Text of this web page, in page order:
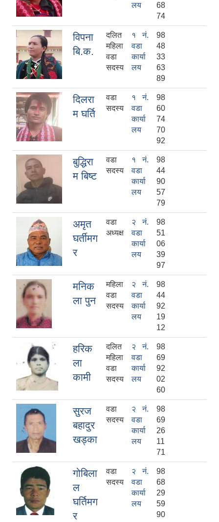
लय
68
74
विपना
बि.क.
दलित
महिला
वडा
सदस्य
१ नं.
वडा
कार्या
लय
98
48
33
63
89
दिलरा
म घर्ति
वडा
सदस्य
१ नं.
वडा
कार्या
लय
98
60
74
70
92
बुद्धिरा
म बिष्ट
वडा
सदस्य
१ नं.
वडा
कार्या
लय
98
44
90
57
79
अमृत
घर्तीमग
र
वडा
अध्यक्ष
२ नं.
वडा
कार्या
लय
98
51
06
39
97
मनिक
ला पुन
महिला
वडा
सदस्य
२ नं.
वडा
कार्या
लय
98
44
92
19
12
हरिक
ला
कामी
दलित
महिला
वडा
सदस्य
२ नं.
वडा
कार्या
लय
98
69
92
02
60
सुरज
बहादुर
खड्का
वडा
सदस्य
२ नं.
वडा
कार्या
लय
98
69
26
11
71
गोबिला
ल
घर्तिमग
र
वडा
सदस्य
२ नं.
वडा
कार्या
लय
98
68
29
59
90